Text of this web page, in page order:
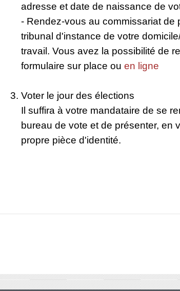
adresse et date de naissance de
- Rendez-vous au commissariat de
tribunal d'instance de votre
travail. Vous avez la possibilité de
formulaire sur place ou en ligne
Voter le jour des élections
Il suffira à votre mandataire de se
bureau de vote et de présenter, en
propre pièce d'identité.